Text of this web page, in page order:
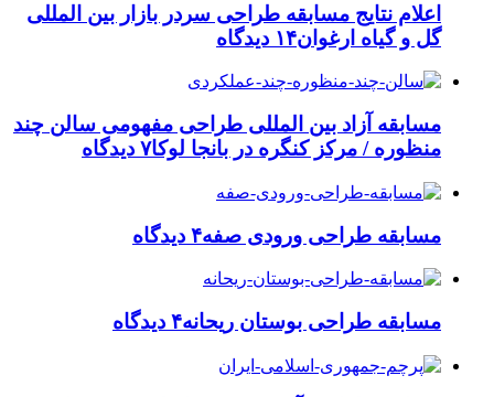
اعلام نتایج مسابقه طراحی سردر بازار بین المللی
گل و گیاه ارغوان۱۴ دیدگاه
مسابقه آزاد بین المللی طراحی مفهومی سالن چند
منظوره / مرکز کنگره در بانجا لوکا۷ دیدگاه
مسابقه طراحی ورودی صفه۴ دیدگاه
مسابقه طراحی بوستان ریحانه۴ دیدگاه